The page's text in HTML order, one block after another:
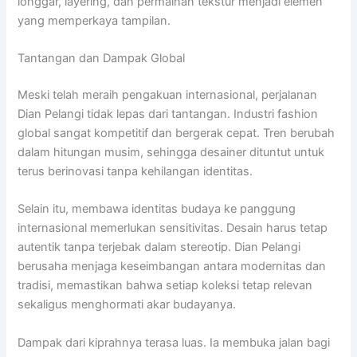
yang memperkaya tampilan.
Tantangan dan Dampak Global
Meski telah meraih pengakuan internasional, perjalanan
Dian Pelangi tidak lepas dari tantangan. Industri fashion
global sangat kompetitif dan bergerak cepat. Tren berubah
dalam hitungan musim, sehingga desainer dituntut untuk
terus berinovasi tanpa kehilangan identitas.
Selain itu, membawa identitas budaya ke panggung
internasional memerlukan sensitivitas. Desain harus tetap
autentik tanpa terjebak dalam stereotip. Dian Pelangi
berusaha menjaga keseimbangan antara modernitas dan
tradisi, memastikan bahwa setiap koleksi tetap relevan
sekaligus menghormati akar budayanya.
Dampak dari kiprahnya terasa luas. Ia membuka jalan bagi